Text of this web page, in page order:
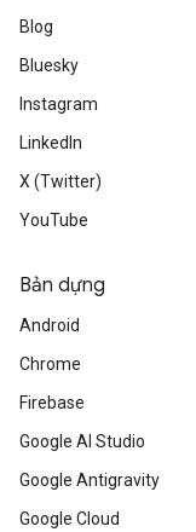
Blog
Bluesky
Instagram
LinkedIn
X (Twitter)
YouTube
Bản dựng
Android
Chrome
Firebase
Google AI Studio
Google Antigravity
Google Cloud